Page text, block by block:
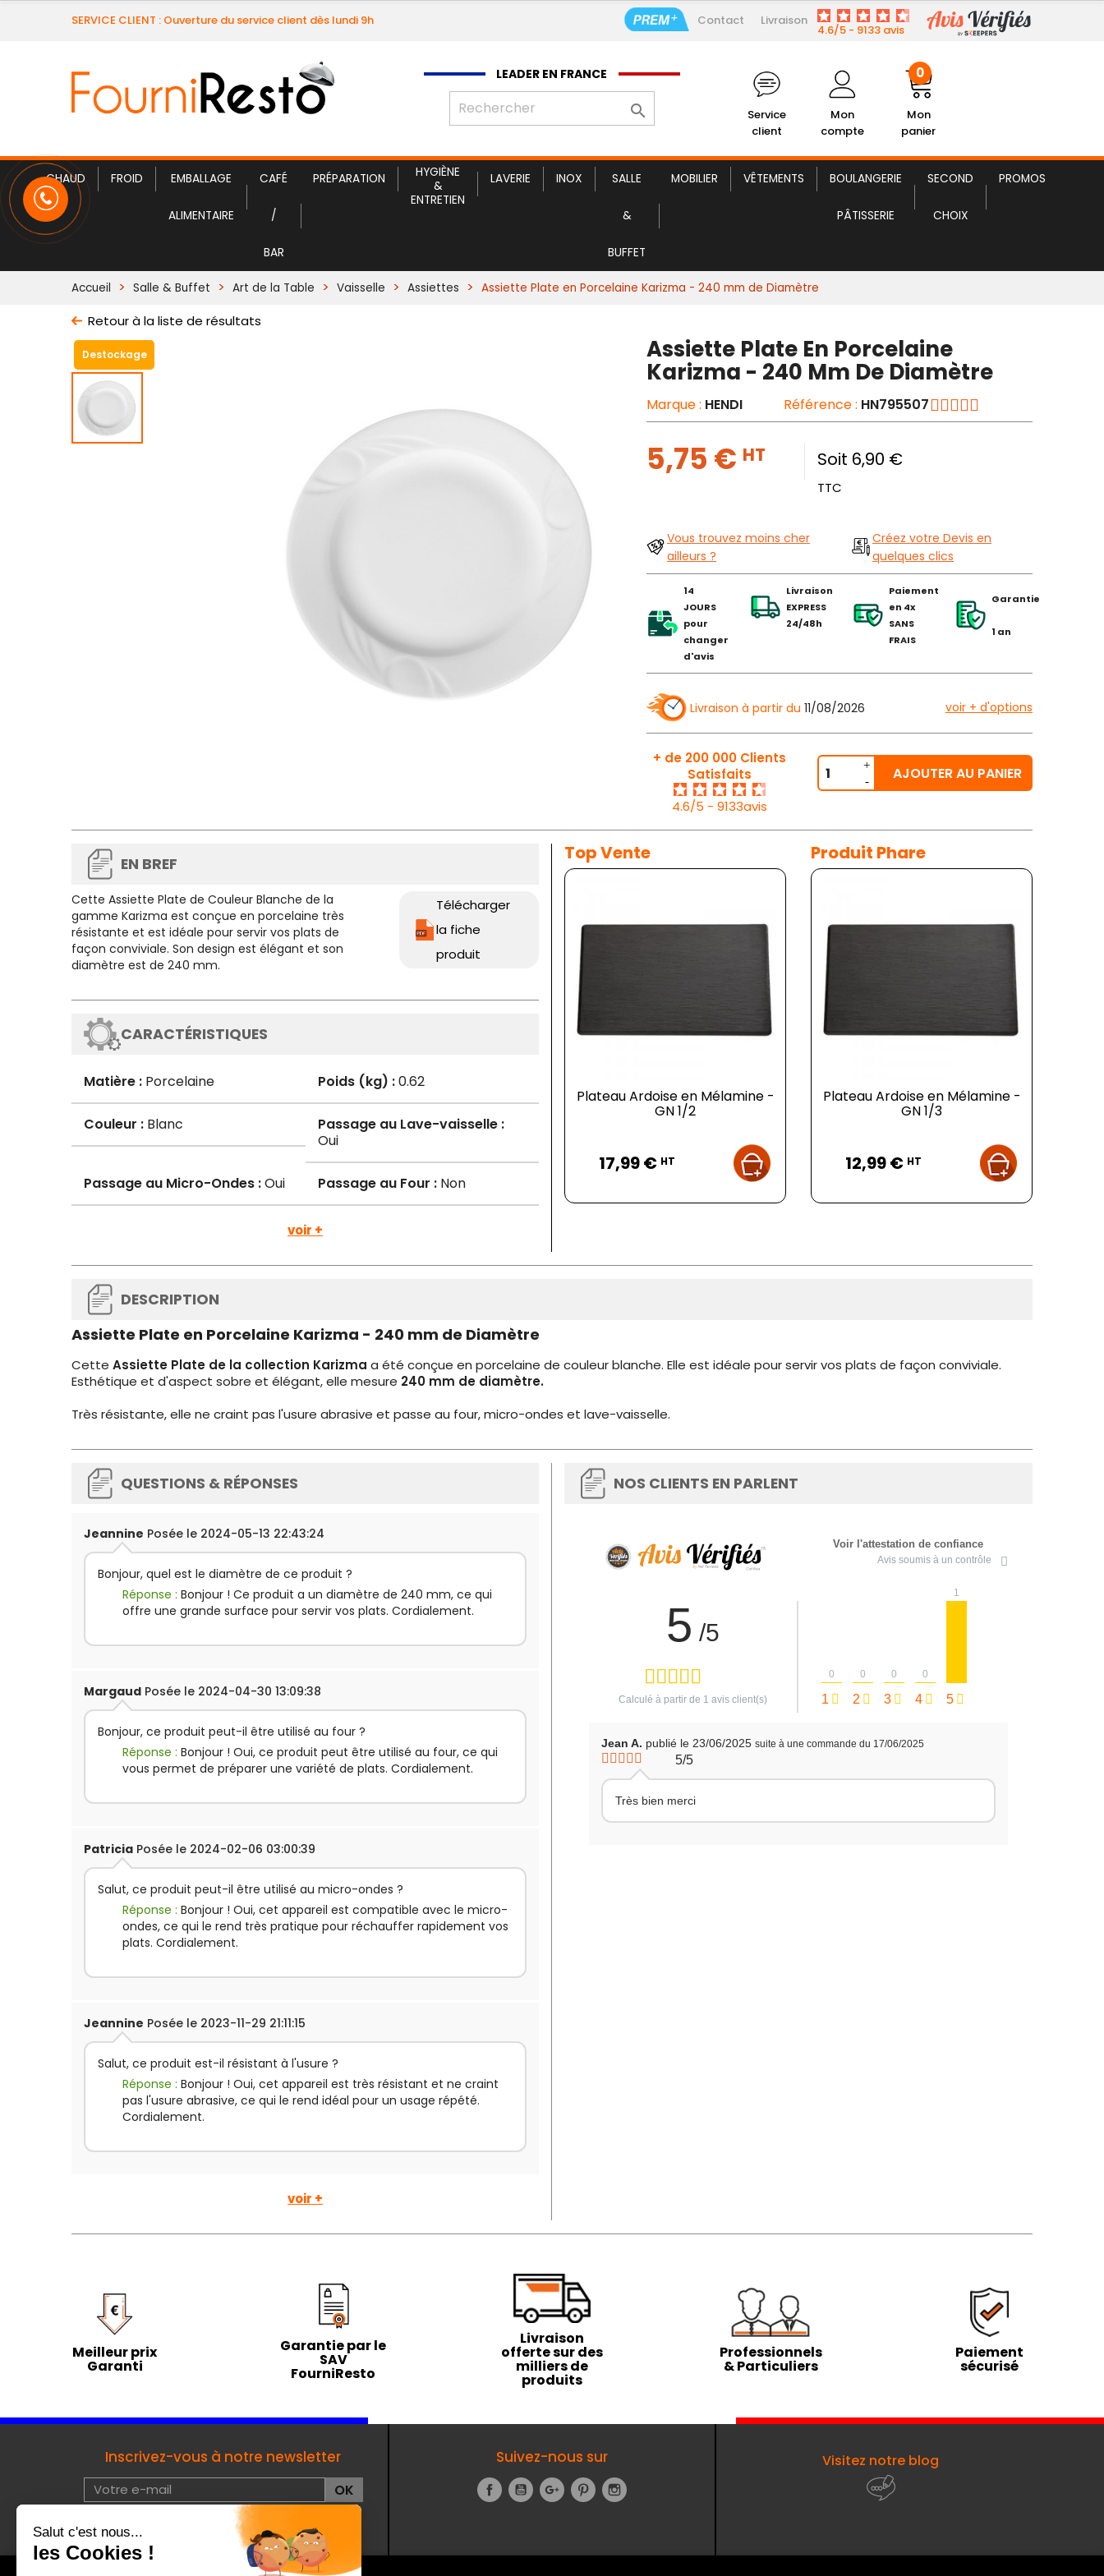
SERVICE CLIENT : Ouverture du service client dès lundi 9h Contact Livraison
4.6/5 - 9133 avis
LEADER EN FRANCE

Service
client
Mon
compte
Mon
panier
0
CHAUD FROID EMBALLAGE
ALIMENTAIRE
CAFÉ
/
BAR
PRÉPARATION
HYGIÈNE
&
ENTRETIEN
LAVERIE INOX SALLE
&
BUFFET
MOBILIER VÊTEMENTS BOULANGERIE
PÂTISSERIE
SECOND
CHOIX
PROMOS
Assiette Plate en Porcelaine Karizma 5,75 € HT
Accueil Salle & Buffet Art de la Table Vaisselle Assiettes Assiette Plate en Porcelaine Karizma - 240 mm de Diamètre
Retour à la liste de résultats
Destockage Assiette Plate En Porcelaine
Karizma - 240 Mm De Diamètre
Marque : HENDI Référence : HN795507
5,75 € HT Soit 6,90 €
TTC
Vous trouvez moins cher
ailleurs ?
Créez votre Devis en
quelques clics
14
JOURS
pour
changer
d'avis
Livraison
EXPRESS
24/48h
Paiement
en 4x
SANS
FRAIS
Garantie
1 an
Livraison à partir du 11/08/2026 voir + d'options
+ de 200 000 Clients
Satisfaits
4.6/5 - 9133avis
AJOUTER AU PANIER
EN BREF
Cette Assiette Plate de Couleur Blanche de la
gamme Karizma est conçue en porcelaine très
résistante et est idéale pour servir vos plats de
façon conviviale. Son design est élégant et son
diamètre est de 240 mm.
Télécharger
la fiche
produit
CARACTÉRISTIQUES
Matière : Porcelaine Poids (kg) :0.62
Couleur : Blanc
Passage au Lave-vaisselle :
Oui
Passage au Micro-Ondes :Oui Passage au Four :Non
voir +
Top Vente
Plateau Ardoise en Mélamine -
GN 1/2
17,99 € HT
Produit Phare
Plateau Ardoise en Mélamine -
GN 1/3
12,99 € HT
DESCRIPTION
Assiette Plate en Porcelaine Karizma - 240 mm de Diamètre
Cette Assiette Plate de la collection Karizma a été conçue en porcelaine de couleur blanche. Elle est idéale pour servir vos plats de façon conviviale.
Esthétique et d'aspect sobre et élégant, elle mesure 240 mm de diamètre.
Très résistante, elle ne craint pas l'usure abrasive et passe au four, micro-ondes et lave-vaisselle.
QUESTIONS & RÉPONSES
Jeannine Posée le 2024-05-13 22:43:24
Bonjour, quel est le diamètre de ce produit ?
Réponse : Bonjour ! Ce produit a un diamètre de 240 mm, ce qui
offre une grande surface pour servir vos plats. Cordialement.
Margaud Posée le 2024-04-30 13:09:38
Bonjour, ce produit peut-il être utilisé au four ?
Réponse : Bonjour ! Oui, ce produit peut être utilisé au four, ce qui
vous permet de préparer une variété de plats. Cordialement.
Patricia Posée le 2024-02-06 03:00:39
Salut, ce produit peut-il être utilisé au micro-ondes ?
Réponse : Bonjour ! Oui, cet appareil est compatible avec le micro-
ondes, ce qui le rend très pratique pour réchauffer rapidement vos
plats. Cordialement.
Jeannine Posée le 2023-11-29 21:11:15
Salut, ce produit est-il résistant à l'usure ?
Réponse : Bonjour ! Oui, cet appareil est très résistant et ne craint
pas l'usure abrasive, ce qui le rend idéal pour un usage répété.
Cordialement.
voir +
NOS CLIENTS EN PARLENT
Voir l'attestation de confiance
Avis soumis à un contrôle
5 /5
Calculé à partir de 1 avis client(s) 1
0
2
0
3
0
4
0
5
1
Jean A. publié le 23/06/2025 suite à une commande du 17/06/2025
5/5
Très bien merci
Meilleur prix
Garanti
Garantie par le
SAV
FourniResto
Livraison
offerte sur des
milliers de
produits
Professionnels
& Particuliers
Paiement
sécurisé
Inscrivez-vous à notre newsletter
J'accepte les conditions d'utilisation de données à
caractères privées :
Suivez-nous sur
Facebook
YouTubeGoogle+PinterestInstagram
Visitez notre blog